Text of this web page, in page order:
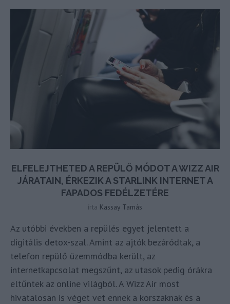
ELFELEJTHETED A REPÜLŐ MÓDOT A WIZZ AIR
JÁRATAIN, ÉRKEZIK A STARLINK INTERNET A
FAPADOS FEDÉLZETÉRE
írta Kassay Tamás
Az utóbbi években a repülés egyet jelentett a
digitális detox-szal. Amint az ajtók bezáródtak, a
telefon repülő üzemmódba került, az
internetkapcsolat megszűnt, az utasok pedig órákra
eltűntek az online világból. A Wizz Air most
hivatalosan is véget vet ennek a korszaknak és a